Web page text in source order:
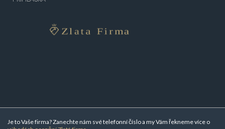
Je to Vaše firma? Zanechte nám své telefonní číslo a my Vám řekneme více o